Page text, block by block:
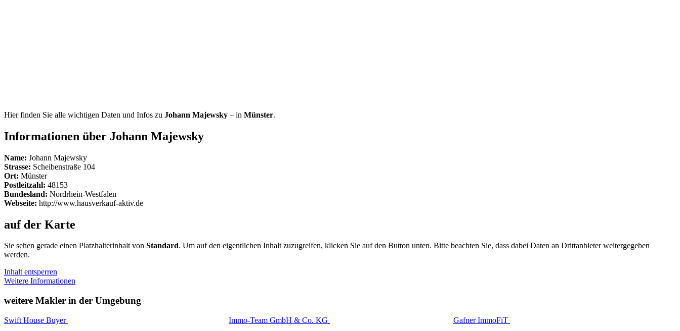
Hier finden Sie alle wichtigen Daten und Infos zu Johann Majewsky – in Münster.
Informationen über Johann Majewsky
Name: Johann Majewsky
Strasse: Scheibenstraße 104
Ort: Münster
Postleitzahl: 48153
Bundesland: Nordrhein-Westfalen
Webseite: http://www.hausverkauf-aktiv.de
auf der Karte
Sie sehen gerade einen Platzhalterinhalt von Standard. Um auf den eigentlichen Inhalt zuzugreifen, klicken Sie auf den Button unten. Bitte beachten Sie, dass dabei Daten an Drittanbieter weitergegeben
werden.
Inhalt entsperren
Weitere Informationen
weitere Makler in der Umgebung
Swift House Buyer Immo-Team GmbH & Co. KG Gafner ImmoFiT